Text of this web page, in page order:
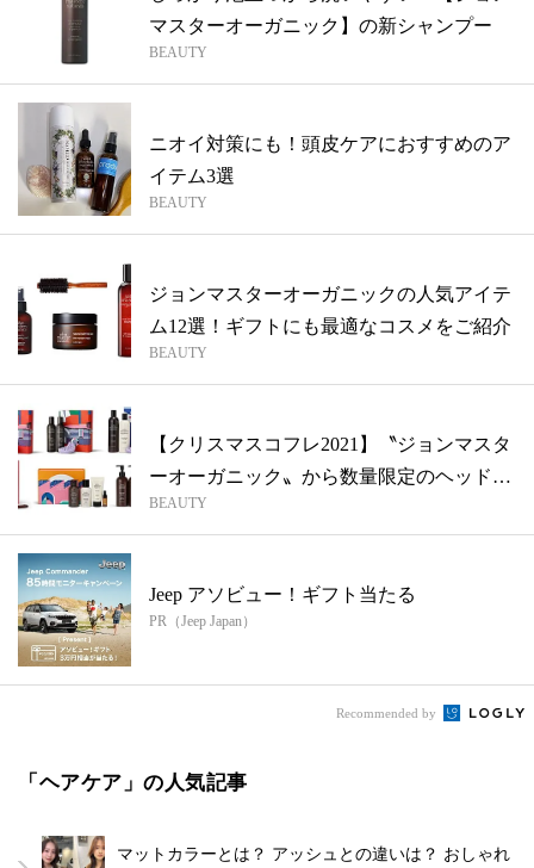
マスターオーガニック】の新シャンプー
BEAUTY
ニオイ対策にも！頭皮ケアにおすすめのア
イテム3選
BEAUTY
ジョンマスターオーガニックの人気アイテ
ム12選！ギフトにも最適なコスメをご紹介
BEAUTY
【クリスマスコフレ2021】〝ジョンマスタ
ーオーガニック〟から数量限定のヘッド
マ...
BEAUTY
Jeep アソビュー！ギフト当たる
PR（Jeep Japan）
Recommended by
「ヘアケア」の人気記事
マットカラーとは？ アッシュとの違いは？ おしゃれ